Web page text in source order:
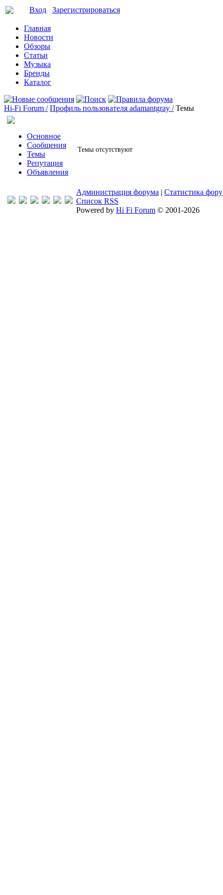
Вход Зарегистрироваться
Главная
Новости
Обзоры
Статьи
Музыка
Бренды
Каталог
Hi-Fi Forum / Профиль пользователя adamantgray / Темы
Основное
Сообщения
Темы
Репутация
Объявления
Темы отсутствуют
Администрация форума | Статистика
Список RSS
Powered by Hi Fi Forum © 2001-2026